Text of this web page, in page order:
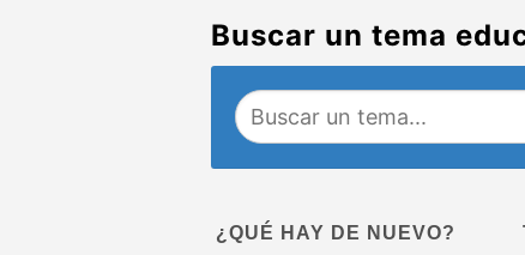
Buscar un tema
¿QUÉ HAY DE NUEVO?